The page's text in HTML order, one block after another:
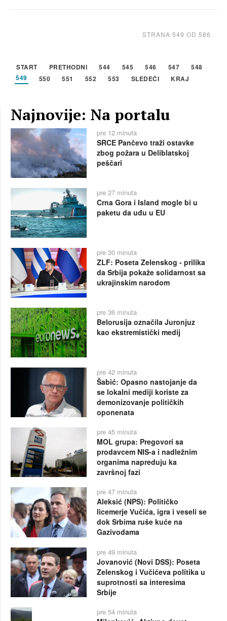
STRANA 549 OD 586
START PRETHODNI 544 545 546 547
548
549
550 551 552 553 SLEDEĆI KRAJ
Najnovije: Na portalu
pre 12 minuta
SRCE Pančevo traži ostavke
zbog požara u Deliblatskoj
peščari
pre 27 minuta
Crna Gora i Island mogle bi u
paketu da uđu u EU
pre 30 minuta
ZLF: Poseta Zelenskog - prilika
da Srbija pokaže solidarnost sa
ukrajinskim narodom
pre 36 minuta
Belorusija označila Juronjuz
kao ekstremistički medij
pre 42 minuta
Šabić: Opasno nastojanje da
se lokalni mediji koriste za
demonizovanje političkih
oponenata
pre 45 minuta
MOL grupa: Pregovori sa
prodavcem NIS-a i nadležnim
organima napreduju ka
završnoj fazi
pre 47 minuta
Aleksić (NPS): Političko
licemerje Vučića, igra i veseli se
dok Srbima ruše kuće na
Gazivodama
pre 49 minuta
Jovanović (Novi DSS): Poseta
Zelenskog i Vučićeva politika u
suprotnosti sa interesima
Srbije
pre 54 minuta